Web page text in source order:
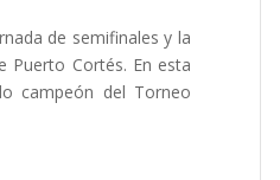
de semifinales y la
Puerto Cortés. En esta
campeón del Torneo